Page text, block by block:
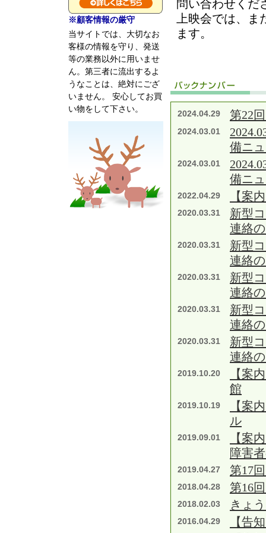
※顧客情報の厳守
当サイトでは、大切なお
客様の情報を守り、発送
等の業務以外に用いませ
ん。第三者に流出するよ
うなことは、絶対にござ
いません。 安心してお買
い物をして下さい。
問い合わせくだ
上映会では、
ます。
2024.04.29 第22
2024.03.01
備ニ
2024.03.01
備ニ
2022.04.29 【案
2020.03.31
新型
連絡
2020.03.31
新型
連絡
2020.03.31
新型
連絡
2020.03.31
新型
連絡
2020.03.31
新型
連絡
2019.10.20
【案
館
2019.10.19
【案
ル
2019.09.01
【案
障害
2019.04.27 第17
2018.04.28 第16
2018.02.03 きょ
2016.04.29 【告